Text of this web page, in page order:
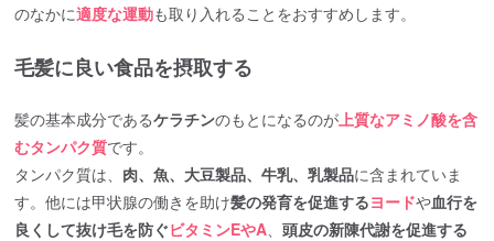
のなかに適度な運動も取り入れることをおすすめします。
毛髪に良い食品を摂取する
髪の基本成分であるケラチンのもとになるのが 上質なアミノ酸を含
むタンパク質です。
タンパク質は、 肉、魚、大豆製品、牛乳、乳製品に含まれていま
す。他には甲状腺の働きを助け髪の発育を促進するヨードや血行を
良くして抜け毛を防ぐビタミンEやA 、頭皮の新陳代謝を促進する